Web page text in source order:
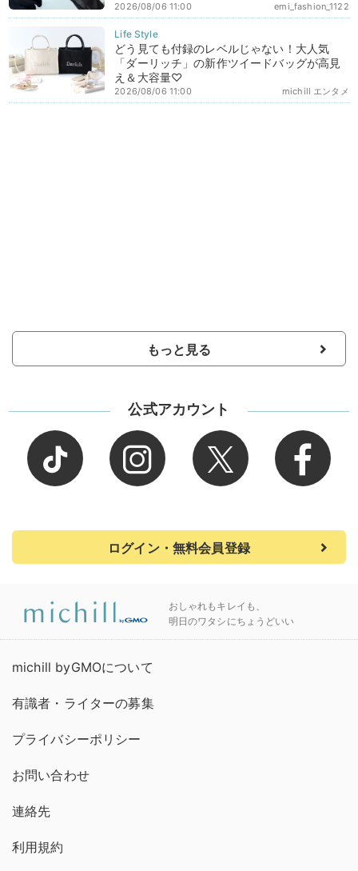
emi_fashion_1122
2026/08/06 11:00
どう見ても付録のレベルじゃない！大人気
「ダーリッチ」の新作ツイードバッグが高見
え＆大容量♡
michill エンタメ
2026/08/06 11:00
もっと見る
公式アカウント
ログイン・無料会員登録
おしゃれもキレイも、
明日のワタシにちょうどいい
michill byGMOについて
有識者・ライターの募集
プライバシーポリシー
お問い合わせ
連絡先
利用規約